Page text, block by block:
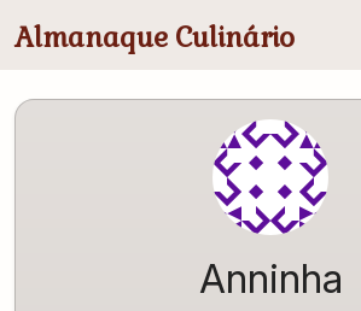
Almanaque Culinário
Anninha